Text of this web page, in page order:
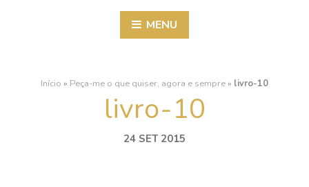
MENU
Início » Peça-me o que quiser, agora e sempre » livro-10
livro-10
24 SET 2015